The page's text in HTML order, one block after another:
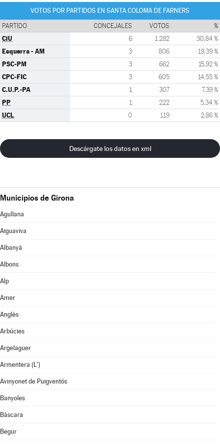
VOTOS POR PARTIDOS EN SANTA COLOMA DE FARNERS
PARTIDO CONCEJALES VOTOS %
CiU 6 1.282 30,84 %
Esquerra - AM 3 806 19,39 %
PSC-PM 3 662 15,92 %
CPC-FIC 3 605 14,55 %
C.U.P.-PA 1 307 7,39 %
PP 1 222 5,34 %
UCL 0 119 2,86 %
Descárgate los datos en xml
Municipios de Girona
Agullana
Aiguaviva
Albanyà
Albons
Alp
Amer
Anglès
Arbúcies
Argelaguer
Armentera (L')
Avinyonet de Puigventós
Banyoles
Bàscara
Begur